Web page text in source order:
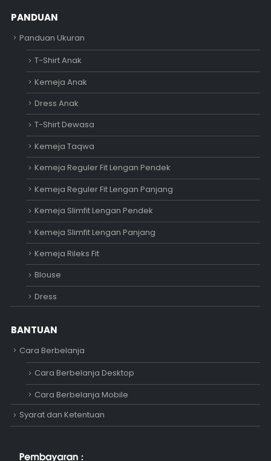
PANDUAN
Panduan Ukuran
T-Shirt Anak
Kemeja Anak
Dress Anak
T-Shirt Dewasa
Kemeja Taqwa
Kemeja Reguler Fit Lengan Pendek
Kemeja Reguler Fit Lengan Panjang
Kemeja Slimfit Lengan Pendek
Kemeja Slimfit Lengan Panjang
Kemeja Rileks Fit
Blouse
Dress
BANTUAN
Cara Berbelanja
Cara Berbelanja Desktop
Cara Berbelanja Mobile
Syarat dan Ketentuan